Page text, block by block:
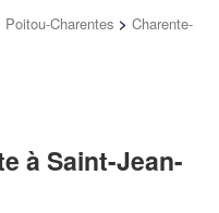
Poitou-Charentes > Charente-
à Saint-Jean-